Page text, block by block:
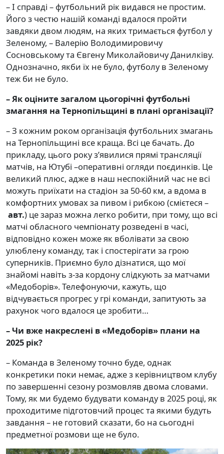
– І справді – футбольний рік видався не простим.
Його з честю нашій команді вдалося пройти
завдяки двом людям, на яких тримається футбол у
Зеленому, – Валерію Володимировичу
Сосновському та Євгену Миколайовичу Данилківу.
Однозначно, якби їх не було, футболу в Зеленому
теж би не було.
– Як оціните загалом цьогорічні футбольні
змагання на Тернопільщині в плані організації?
– З кожним роком організація футбольних змагань
на Тернопільщині все краща. Всі це бачать. До
прикладу, цього року з’явилися прямі трансляції
матчів, на Ютубі –оперативні огляди поєдинків. Це
великий плюс, адже в наш неспокійний час не всі
можуть приїхати на стадіон за 50-60 км, а вдома в
комфортних умовах за пивом і рибкою (смієтеся –
авт.) це зараз можна легко робити, при тому, що всі
матчі обласного чемпіонату розведені в часі,
відповідно кожен може як вболівати за свою
улюблену команду, так і спостерігати за грою
суперників. Приємно було дізнатися, що мої
знайомі навіть з-за кордону слідкують за матчами
«Медоборів». Телефонуючи, кажуть, що
відчувається прогрес у грі команди, запитують за
рахунок чого вдалося це зробити…
– Чи вже накреслені в «Медоборів» плани на
2025 рік?
– Команда в Зеленому точно буде, однак
конкретики поки немає, адже з керівництвом клубу
по завершенні сезону розмовляв двома словами.
Тому, як ми будемо будувати команду в 2025 році, як
проходитиме підготовчий процес та якими будуть
завдання – не готовий сказати, бо на сьогодні
предметної розмови ще не було.